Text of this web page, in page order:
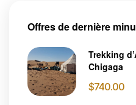
Offres de dernière
Trekking
Chigaga
$740.00